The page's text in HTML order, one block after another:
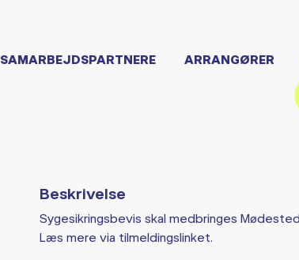
SAMARBEJDSPARTNERE ARRANGØRER
Beskrivelse
Sygesikringsbevis skal medbringes
Læs mere via tilmeldingslinket.